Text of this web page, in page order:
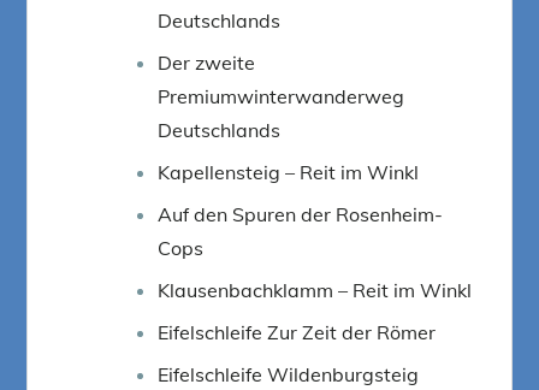
Deutschlands
Der zweite
Premiumwinterwanderweg
Deutschlands
Kapellensteig – Reit im Winkl
Auf den Spuren der Rosenheim-
Cops
Klausenbachklamm – Reit im Winkl
Eifelschleife Zur Zeit der Römer
Eifelschleife Wildenburgsteig